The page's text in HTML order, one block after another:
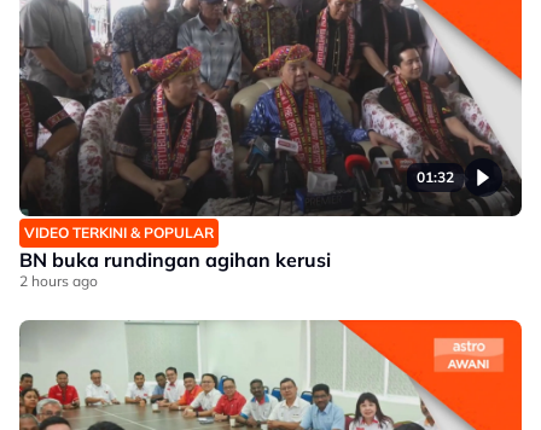
01:32
VIDEO TERKINI & POPULAR
BN buka rundingan agihan kerusi
2 hours ago